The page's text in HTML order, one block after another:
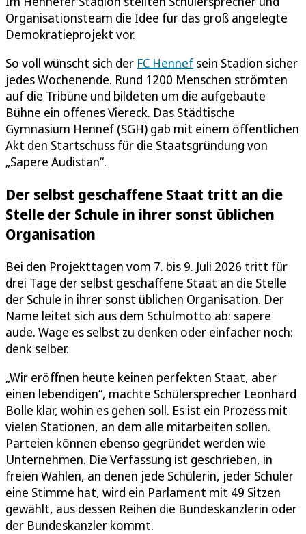
Organisationsteam die Idee für das groß angelegte
Demokratieprojekt vor.
So voll wünscht sich der FC Hennef sein Stadion sicher
jedes Wochenende. Rund 1200 Menschen strömten
auf die Tribüne und bildeten um die aufgebaute
Bühne ein offenes Viereck. Das Städtische
Gymnasium Hennef (SGH) gab mit einem öffentlichen
Akt den Startschuss für die Staatsgründung von
„Sapere Audistan“.
Der selbst geschaffene Staat tritt an die
Stelle der Schule in ihrer sonst üblichen
Organisation
Bei den Projekttagen vom 7. bis 9. Juli 2026 tritt für
drei Tage der selbst geschaffene Staat an die Stelle
der Schule in ihrer sonst üblichen Organisation. Der
Name leitet sich aus dem Schulmotto ab: sapere
aude. Wage es selbst zu denken oder einfacher noch:
denk selber.
„Wir eröffnen heute keinen perfekten Staat, aber
einen lebendigen“, machte Schülersprecher Leonhard
Bolle klar, wohin es gehen soll. Es ist ein Prozess mit
vielen Stationen, an dem alle mitarbeiten sollen.
Parteien können ebenso gegründet werden wie
Unternehmen. Die Verfassung ist geschrieben, in
freien Wahlen, an denen jede Schülerin, jeder Schüler
eine Stimme hat, wird ein Parlament mit 49 Sitzen
gewählt, aus dessen Reihen die Bundeskanzlerin oder
der Bundeskanzler kommt.